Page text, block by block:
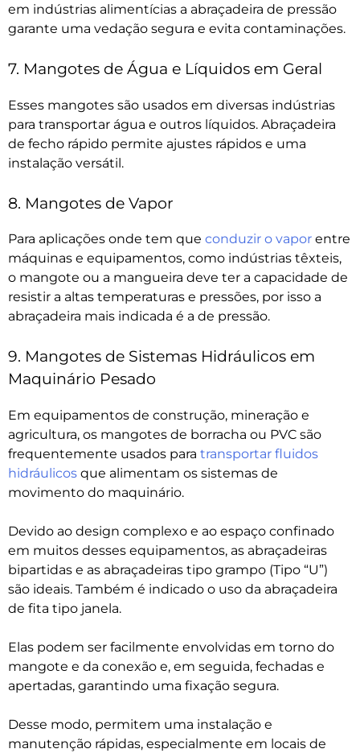
em indústrias alimentícias a abraçadeira de pressão
garante uma vedação segura e evita contaminações.
7. Mangotes de Água e Líquidos em Geral
Esses mangotes são usados em diversas indústrias
para transportar água e outros líquidos. Abraçadeira
de fecho rápido permite ajustes rápidos e uma
instalação versátil.
8. Mangotes de Vapor
Para aplicações onde tem que conduzir o vapor entre
máquinas e equipamentos, como indústrias têxteis,
o mangote ou a mangueira deve ter a capacidade de
resistir a altas temperaturas e pressões, por isso a
abraçadeira mais indicada é a de pressão.
9. Mangotes de Sistemas Hidráulicos em
Maquinário Pesado
Em equipamentos de construção, mineração e
agricultura, os mangotes de borracha ou PVC são
frequentemente usados para transportar fluidos
hidráulicos que alimentam os sistemas de
movimento do maquinário.
Devido ao design complexo e ao espaço confinado
em muitos desses equipamentos, as abraçadeiras
bipartidas e as abraçadeiras tipo grampo (Tipo “U”)
são ideais. Também é indicado o uso da abraçadeira
de fita tipo janela.
Elas podem ser facilmente envolvidas em torno do
mangote e da conexão e, em seguida, fechadas e
apertadas, garantindo uma fixação segura.
Desse modo, permitem uma instalação e
manutenção rápidas, especialmente em locais de